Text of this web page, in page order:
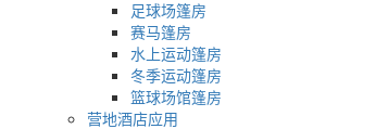
足球场篷房
赛马篷房
水上运动篷房
冬季运动篷房
篮球场馆篷房
营地酒店应用